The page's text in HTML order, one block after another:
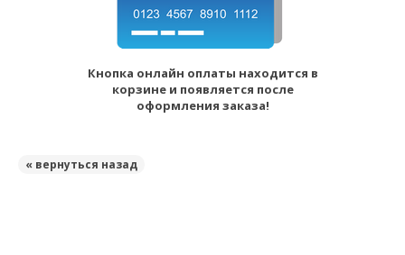
Кнопка онлайн оплаты находится в
корзине и появляется после
оформления заказа!
« вернуться назад